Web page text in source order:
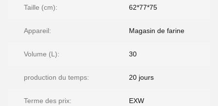
Taille (cm): 62*77*75
Appareil: Magasin de farine
Volume (L): 30
production du temps: 20 jours
Terme des prix: EXW